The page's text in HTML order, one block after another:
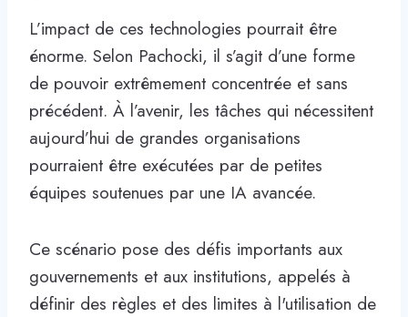
L’impact de ces technologies pourrait être
énorme. Selon Pachocki, il s’agit d’une forme
de pouvoir extrêmement concentrée et sans
précédent. À l’avenir, les tâches qui nécessitent
aujourd’hui de grandes organisations
pourraient être exécutées par de petites
équipes soutenues par une IA avancée.
Ce scénario pose des défis importants aux
gouvernements et aux institutions, appelés à
définir des règles et des limites à l'utilisation de